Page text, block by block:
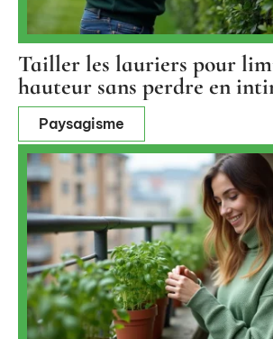
Tailler les lauriers pour
hauteur sans perdre en
Paysagisme